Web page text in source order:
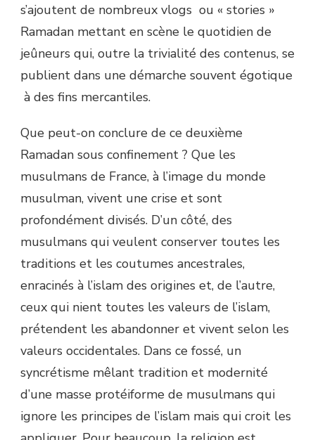
s’ajoutent de nombreux vlogs ou « stories »
Ramadan mettant en scène le quotidien de
jeûneurs qui, outre la trivialité des contenus, se
publient dans une démarche souvent égotique
à des fins mercantiles.
Que peut-on conclure de ce deuxième
Ramadan sous confinement ? Que les
musulmans de France, à l’image du monde
musulman, vivent une crise et sont
profondément divisés. D’un côté, des
musulmans qui veulent conserver toutes les
traditions et les coutumes ancestrales,
enracinés à l’islam des origines et, de l’autre,
ceux qui nient toutes les valeurs de l’islam,
prétendent les abandonner et vivent selon les
valeurs occidentales. Dans ce fossé, un
syncrétisme mêlant tradition et modernité
d’une masse protéiforme de musulmans qui
ignore les principes de l’islam mais qui croit les